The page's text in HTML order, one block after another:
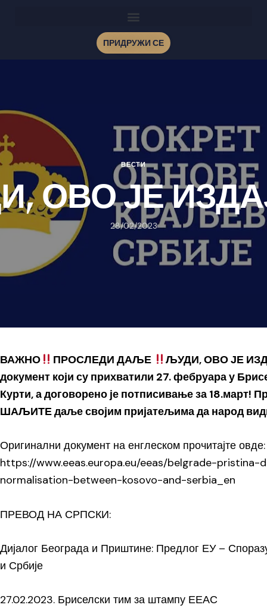
ПРИДРУЖИ СЕ
ВЕСТИ
ОВО ЈЕ
28/02/2023
ВАЖНО ПРОСЛЕДИ ДАЉЕ
ЉУДИ, ОВО ЈЕ
документ који су прихватили 27. фебруара у
Курти, а договорено је потписивање за 18.март!
ШАЉИТЕ даље својим пријатељима да народ
Оригинални документ на енглеском прочитајте овде:
https://www.eeas.europa.eu/eeas/belgrade-
normalisation-between-kosovo-and-serbia_en
ПРЕВОД НА СРПСКИ:
Дијалог Београда и Приштине: Предлог ЕУ –
и Србије
27.02.2023. Бриселски тим за штампу ЕЕАС